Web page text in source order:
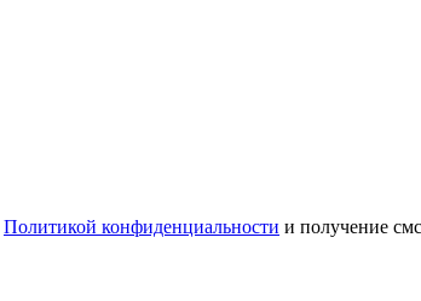
Политикой конфиденциальности и получение